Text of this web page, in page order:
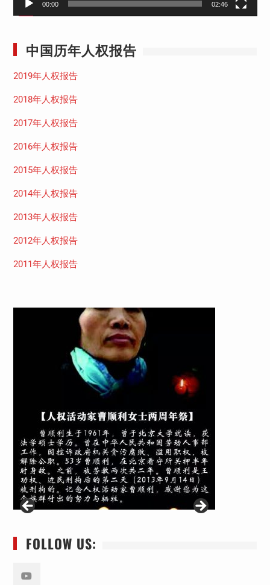
00:00 02:46
中国历年人权报告
2019年人权报告
2018年人权报告
2017年人权报告
2016年人权报告
2015年人权报告
2014年人权报告
2013年人权报告
2012年人权报告
2011年人权报告
FOLLOW US: